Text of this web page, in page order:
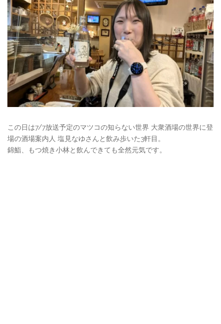
この日は7/7放送予定のマツコの知らない世界 大衆酒場の世界に登
場の酒場案内人 塩見なゆさんと飲み歩いた3軒目。
錦鮨、もつ焼き小林と飲んできても全然元気です。